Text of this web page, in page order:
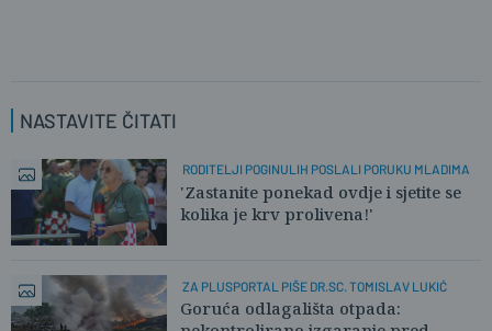
NASTAVITE ČITATI
RODITELJI POGINULIH POSLALI PORUKU MLADIMA
'Zastanite ponekad ovdje i sjetite se
kolika je krv prolivena!'
ZA PLUSPORTAL PIŠE DR.SC. TOMISLAV LUKIĆ
Goruća odlagališta otpada: